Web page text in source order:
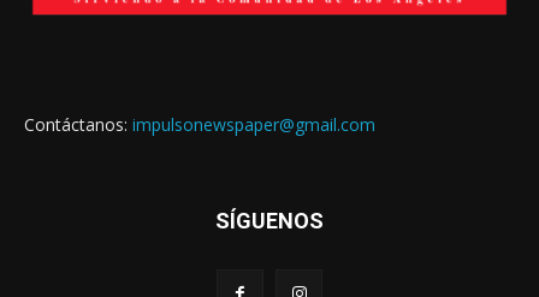
Contáctanos: impulsonewspaper@gmail.com
SÍGUENOS